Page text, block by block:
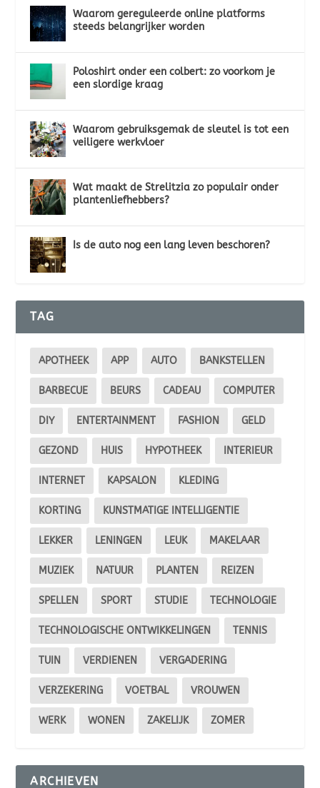
Waarom gereguleerde online platforms
steeds belangrijker worden
Poloshirt onder een colbert: zo voorkom je
een slordige kraag
Waarom gebruiksgemak de sleutel is tot een
veiligere werkvloer
Wat maakt de Strelitzia zo populair onder
plantenliefhebbers?
Is de auto nog een lang leven beschoren?
TAG
APOTHEEK APP AUTO BANKSTELLEN
BARBECUE BEURS CADEAU COMPUTER
DIY ENTERTAINMENT FASHION GELD
GEZOND HUIS HYPOTHEEK INTERIEUR
INTERNET KAPSALON KLEDING
KORTING KUNSTMATIGE INTELLIGENTIE
LEKKER LENINGEN LEUK MAKELAAR
MUZIEK NATUUR PLANTEN REIZEN
SPELLEN SPORT STUDIE TECHNOLOGIE
TECHNOLOGISCHE ONTWIKKELINGEN TENNIS
TUIN VERDIENEN VERGADERING
VERZEKERING VOETBAL VROUWEN
WERK WONEN ZAKELIJK ZOMER
ARCHIEVEN